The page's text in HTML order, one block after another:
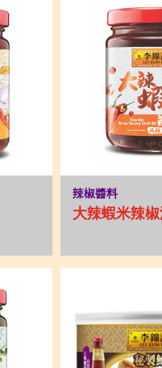
辣椒醬料
大辣蝦米辣